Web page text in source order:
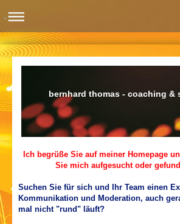
bernhard thomas - coaching &
Ich begrüße Sie auf meiner Homepage
Sie mich aufgesucht oder
Suchen Sie für sich und Ihr Team einen
Kommunikation und Moderation, auch
mal nicht "rund" läuft?